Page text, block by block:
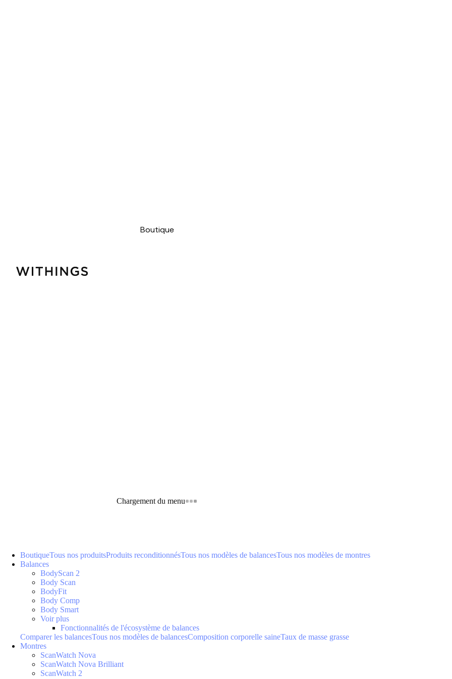
Boutique
Chargement du menu
BoutiqueTous nos produitsProduits reconditionnésTous nos modèles de balancesTous nos modèles de montres
Balances
BodyScan 2
Body Scan
BodyFit
Body Comp
Body Smart
Voir plus
Fonctionnalités de l'écosystème de balances
Comparer les balancesTous nos modèles de balancesComposition corporelle saineTaux de masse grasse
Montres
ScanWatch Nova
ScanWatch Nova Brilliant
ScanWatch 2